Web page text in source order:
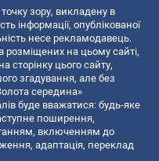
зору, викладену в
інформації, опублікованої
несе рекламодавець.
розміщених на цьому сайті,
сторінку цього сайту,
згадування, але без
середина»
буде вважатися: будь-яке
поширення,
включенням до
адаптація, переклад